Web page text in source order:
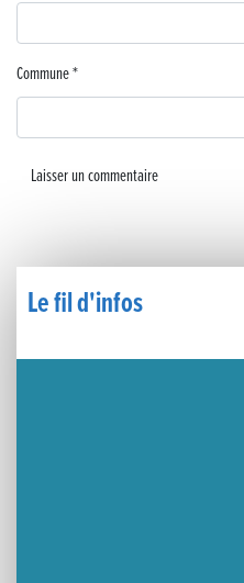
🧗‍♂️ Open d’escalade
BOCA no BECO pour le lancement du
Une visite pleine de saveurs à La Ferme
Le Carnavélo 2025 a illuminé Lons-le-
Le fil d'infos
Commune*